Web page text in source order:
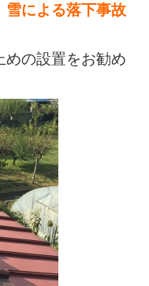
雪による落下事故
めの設置をお勧め